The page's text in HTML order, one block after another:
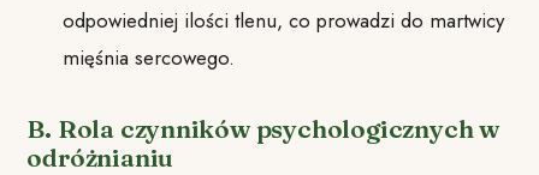
odpowiedniej ilości tlenu, co prowadzi do martwicy
mięśnia sercowego.
B. Rola czynników psychologicznych w
odróżnianiu